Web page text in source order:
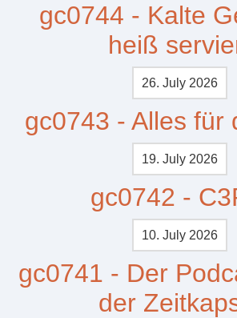
gc0744 - Kalte
heiß
26. July 2026
gc0743 - Alles für
19. July 2026
gc0742 -
10. July 2026
gc0741 - Der
der